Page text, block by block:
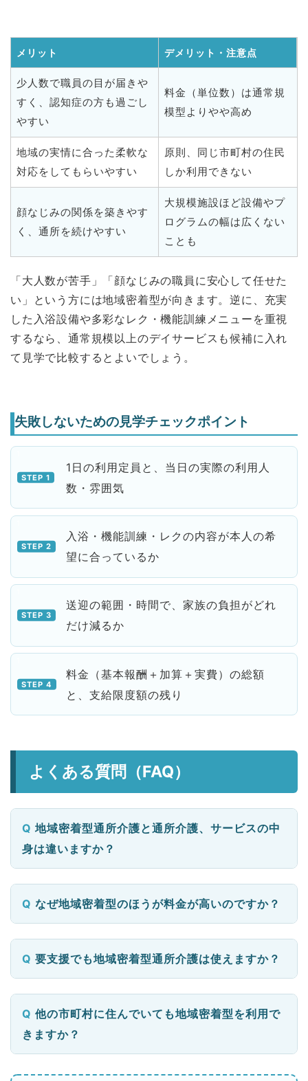
メリット デメリット・注意点
少人数で職員の目が届きや
すく、認知症の方も過ごし
やすい
料金（単位数）は通常規
模型よりやや高め
地域の実情に合った柔軟な
対応をしてもらいやすい
原則、同じ市町村の住民
しか利用できない
顔なじみの関係を築きやす
く、通所を続けやすい
大規模施設ほど設備やプ
ログラムの幅は広くない
ことも
「大人数が苦手」「顔なじみの職員に安心して任せた
い」という方には地域密着型が向きます。逆に、充実
した入浴設備や多彩なレク・機能訓練メニューを重視
するなら、通常規模以上のデイサービスも候補に入れ
て見学で比較するとよいでしょう。
失敗しないための見学チェックポイント
1日の利用定員と、当日の実際の利用人
数・雰囲気
入浴・機能訓練・レクの内容が本人の希
望に合っているか
送迎の範囲・時間で、家族の負担がどれ
だけ減るか
料金（基本報酬＋加算＋実費）の総額
と、支給限度額の残り
よくある質問（FAQ）
地域密着型通所介護と通所介護、サービスの中
身は違いますか？
なぜ地域密着型のほうが料金が高いのですか？
要支援でも地域密着型通所介護は使えますか？
他の市町村に住んでいても地域密着型を利用で
きますか？